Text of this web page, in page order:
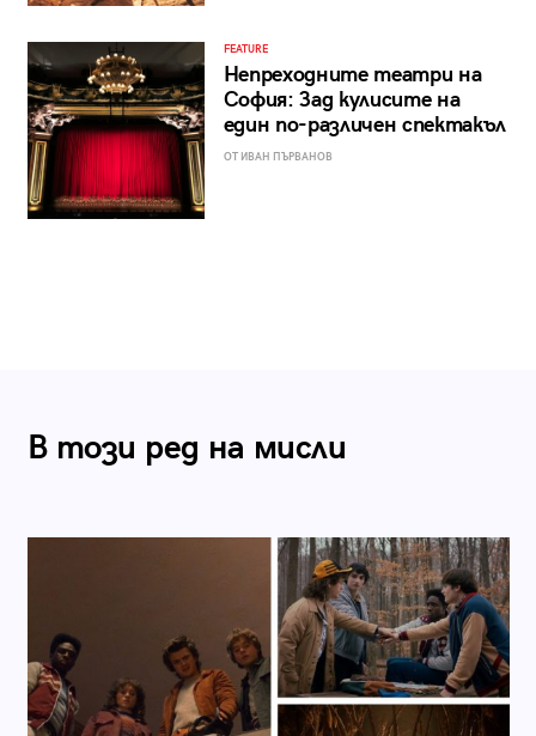
FEATURE
Непреходните театри на
София: Зад кулисите на
един по-различен спектакъл
ОТ ИВАН ПЪРВАНОВ
В този ред на мисли